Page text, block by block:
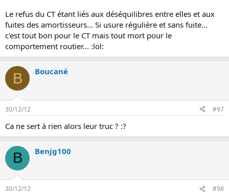
Le refus du CT étant liés aux déséquilibres entre elles et aux
fuites des amortisseurs... Si usure régulière et sans fuite...
c'est tout bon pour le CT mais tout mort pour le
comportement routier... :lol:
B Boucané
30/12/12 #97
Ca ne sert à rien alors leur truc ? :?
B Benjg100
30/12/12 #98